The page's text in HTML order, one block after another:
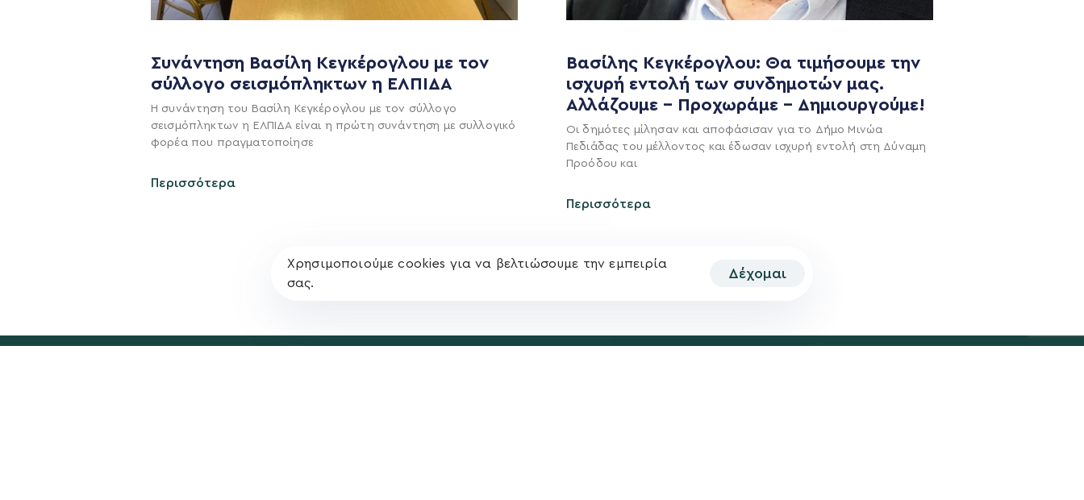
Συνάντηση Βασίλη Κεγκέρογλου με τον
σύλλογο σεισμόπληκτων η ΕΛΠΙΔΑ
Η συνάντηση του Βασίλη Κεγκέρογλου με τον σύλλογο
σεισμόπληκτων η ΕΛΠΙΔΑ είναι η πρώτη συνάντηση με συλλογικό
φορέα που πραγματοποίησε
Περισσότερα
Βασίλης Κεγκέρογλου: Θα τιμήσουμε την
ισχυρή εντολή των συνδημοτών μας.
Αλλάζουμε – Προχωράμε – Δημιουργούμε!
Οι δημότες μίλησαν και αποφάσισαν για το Δήμο Μινώα
Πεδιάδας του μέλλοντος και έδωσαν ισχυρή εντολή στη Δύναμη
Προόδου και
Περισσότερα
Η ΠΑΡΆΤΑΞΗ
Όραμα
Σχέδιο
MEDIA
Ανακοινώσεις
ΕΚΛΟΓΙΚΌ ΚΈΝΤΡΟ
+(30) 289 102 4800
Ηλ. ταχυδρομείο
NEWSLETTER
Χρησιμοποιούμε cookies για να βελτιώσουμε την εμπειρία
σας.
Δέχομαι